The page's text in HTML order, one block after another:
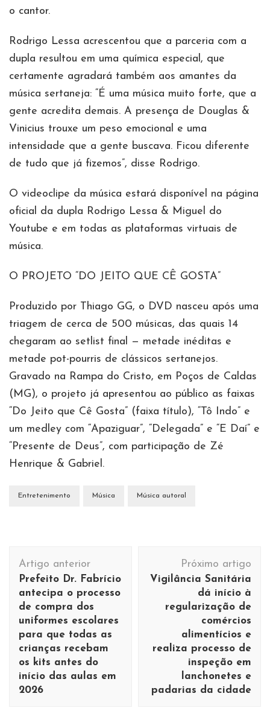
o cantor.
Rodrigo Lessa acrescentou que a parceria com a
dupla resultou em uma química especial, que
certamente agradará também aos amantes da
música sertaneja: “É uma música muito forte, que a
gente acredita demais. A presença de Douglas &
Vinicius trouxe um peso emocional e uma
intensidade que a gente buscava. Ficou diferente
de tudo que já fizemos”, disse Rodrigo.
O videoclipe da música estará disponível na página
oficial da dupla Rodrigo Lessa & Miguel do
Youtube e em todas as plataformas virtuais de
música.
O PROJETO “DO JEITO QUE CÊ GOSTA”
Produzido por Thiago GG, o DVD nasceu após uma
triagem de cerca de 500 músicas, das quais 14
chegaram ao setlist final — metade inéditas e
metade pot-pourris de clássicos sertanejos.
Gravado na Rampa do Cristo, em Poços de Caldas
(MG), o projeto já apresentou ao público as faixas
“Do Jeito que Cê Gosta” (faixa título), “Tô Indo” e
um medley com “Apaziguar”, “Delegada” e “E Daí” e
“Presente de Deus”, com participação de Zé
Henrique & Gabriel.
Entretenimento Música Música autoral
Navegação
de
post
Artigo anterior
Prefeito Dr. Fabrício
antecipa o processo
de compra dos
uniformes escolares
para que todas as
crianças recebam
os kits antes do
início das aulas em
2026
Próximo artigo
Vigilância Sanitária
dá início à
regularização de
comércios
alimentícios e
realiza processo de
inspeção em
lanchonetes e
padarias da cidade